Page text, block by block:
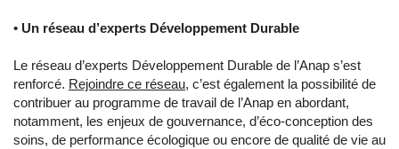
• Un réseau d’experts Développement Durable
Le réseau d’experts Développement Durable de l’Anap s’est
renforcé. Rejoindre ce réseau, c’est également la possibilité de
contribuer au programme de travail de l’Anap en abordant,
notamment, les enjeux de gouvernance, d’éco-conception des
soins, de performance écologique ou encore de qualité de vie au